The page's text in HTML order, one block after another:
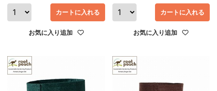
カートに入れる
お気に入り追加
カートに入れる
お気に入り追加